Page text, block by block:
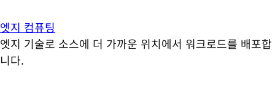
엣지 컴퓨팅
엣지 기술로 소스에 더 가까운 위치에서 워크로드를 배포합
니다.